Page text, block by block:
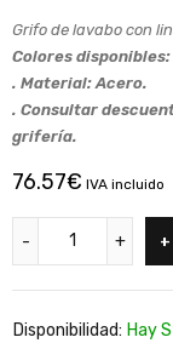
Grifo de lavabo con
Colores
. Material: Acero.
. Consultar
grifería.
76.57€ IVA incluido
Disponibilidad: Hay